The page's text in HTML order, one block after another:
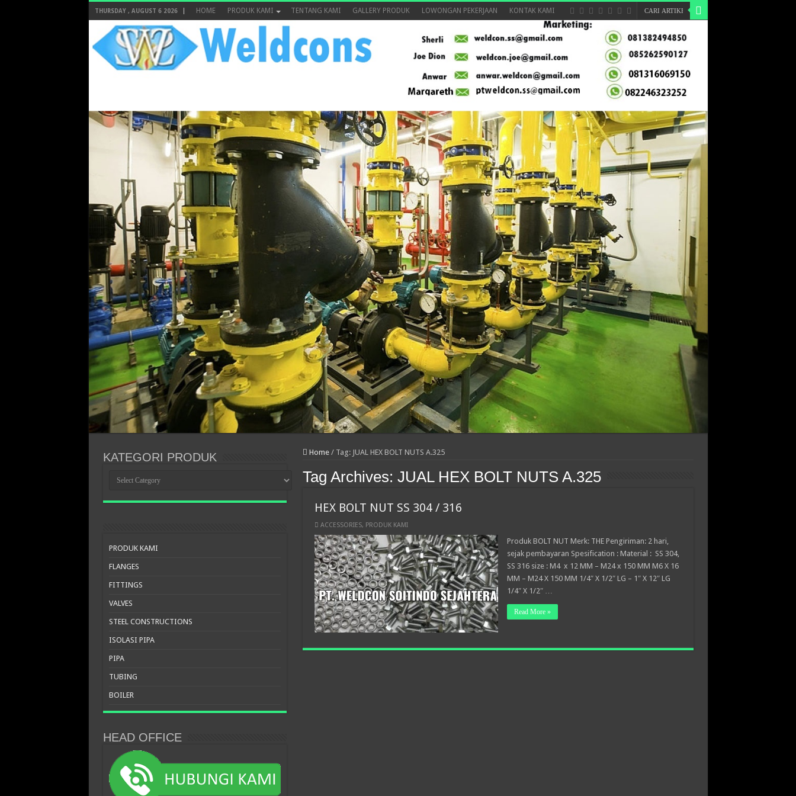
THURSDAY , AUGUST 6 2026 HOME PRODUK KAMI TENTANG KAMI GALLERY PRODUK LOWONGAN PEKERJAAN KONTAK KAMI
Home / Tag: JUAL HEX BOLT NUTS A.325
Tag Archives: JUAL HEX BOLT NUTS A.325
HEX BOLT NUT SS 304 / 316
ACCESSORIES, PRODUK KAMI
Produk BOLT NUT Merk: THE Pengiriman: 2 hari,
sejak pembayaran Spesification : Material : SS 304,
SS 316 size : M4 x 12 MM – M24 x 150 MM M6 X 16
MM – M24 X 150 MM 1/4″ X 1/2″ LG – 1″ X 12″ LG
1/4″ X 1/2″ …
Read More »
KATEGORI PRODUK
PRODUK
PRODUK KAMI
FLANGES
FITTINGS
VALVES
STEEL CONSTRUCTIONS
ISOLASI PIPA
PIPA
TUBING
BOILER
HEAD OFFICE